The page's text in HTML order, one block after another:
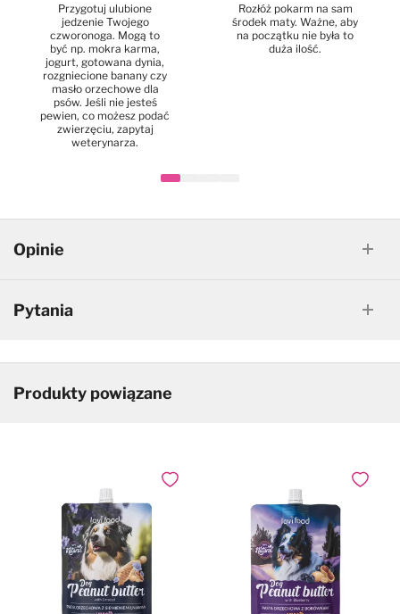
Przygotuj ulubione
jedzenie Twojego
czworonoga. Mogą to
być np. mokra karma,
jogurt, gotowana dynia,
rozgniecione banany czy
masło orzechowe dla
psów. Jeśli nie jesteś
pewien, co możesz podać
zwierzęciu, zapytaj
weterynarza.
Rozłóż pokarm na sam
środek maty. Ważne, aby
na początku nie była to
duża ilość.
Opinie
Pytania
Produkty powiązane
Dodaj do ulubionych Dodaj